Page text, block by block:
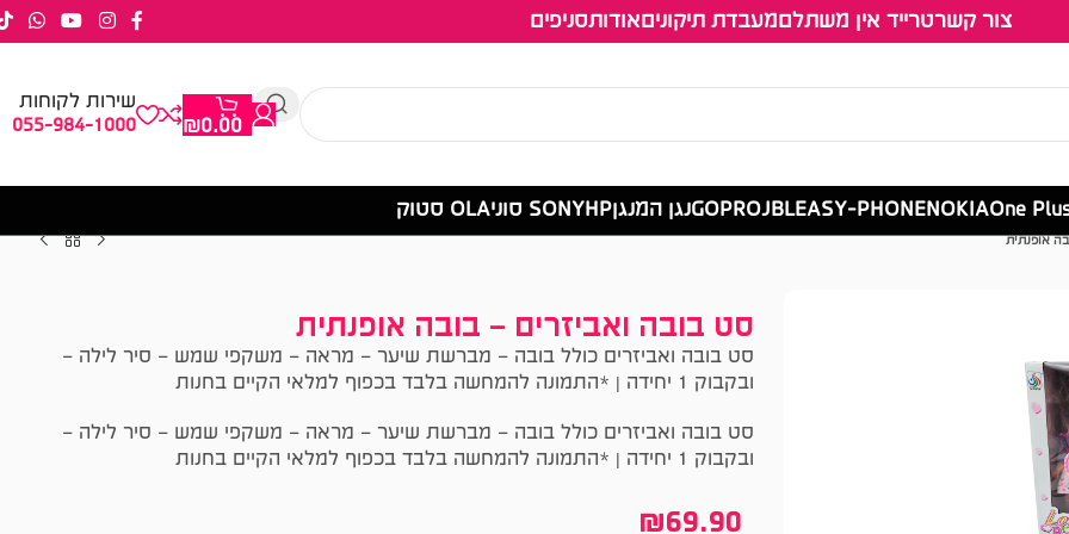
צור קשרטרייד אין משתלםמעבדת תיקוניםאודותסניפים
₪0.00
שירות לקוחות
055-984-1000
One
NOKIA
EASY-PHONE
JBL
GOPROנגן המנגןHPSONY סוני OLA סטוק
אופנתית
סט בובה ואביזרים – בובה אופנתית
סט בובה ואביזרים כולל בובה – מברשת שיער – מראה – משקפי שמש – סיר לילה –
ובקבוק 1 יחידה | *התמונה להמחשה בלבד בכפוף למלאי הקיים בחנות
סט בובה ואביזרים כולל בובה – מברשת שיער – מראה – משקפי שמש – סיר לילה –
ובקבוק 1 יחידה | *התמונה להמחשה בלבד בכפוף למלאי הקיים בחנות
₪69.90